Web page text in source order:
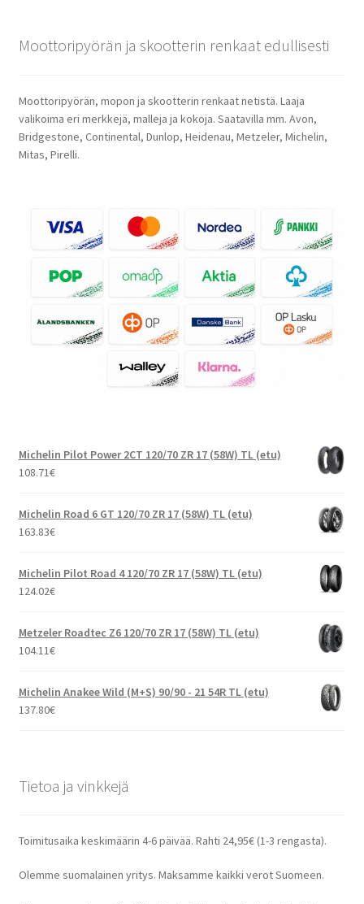
Moottoripyörän ja skootterin renkaat edullisesti
Moottoripyörän, mopon ja skootterin renkaat netistä. Laaja
valikoima eri merkkejä, malleja ja kokoja. Saatavilla mm. Avon,
Bridgestone, Continental, Dunlop, Heidenau, Metzeler, Michelin,
Mitas, Pirelli.
Michelin Pilot Power 2CT 120/70 ZR 17 (58W) TL (etu)
108.71€
Michelin Road 6 GT 120/70 ZR 17 (58W) TL (etu)
163.83€
Michelin Pilot Road 4 120/70 ZR 17 (58W) TL (etu)
124.02€
Metzeler Roadtec Z6 120/70 ZR 17 (58W) TL (etu)
104.11€
Michelin Anakee Wild (M+S) 90/90 - 21 54R TL (etu)
137.80€
Tietoa ja vinkkejä
Toimitusaika keskimäärin 4-6 päivää. Rahti 24,95€ (1-3 rengasta).
Olemme suomalainen yritys. Maksamme kaikki verot Suomeen.